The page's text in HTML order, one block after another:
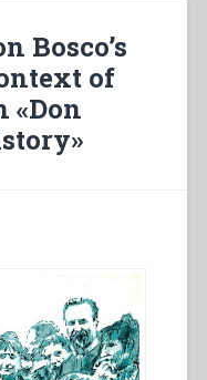
Bosco’s
of
«Don